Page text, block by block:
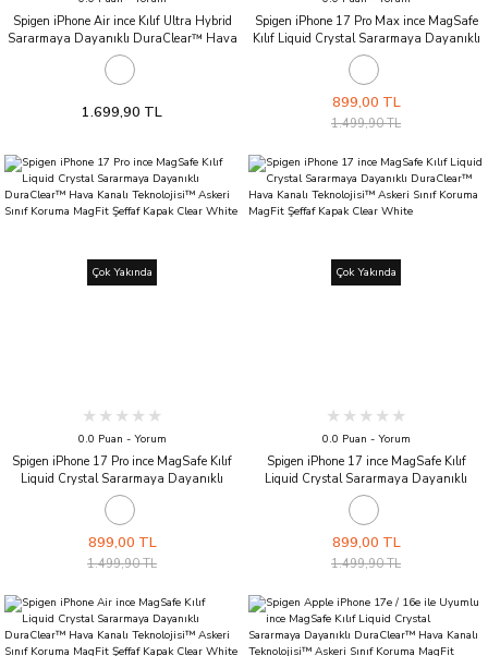
Spigen iPhone Air ince Kılıf Ultra Hybrid
Sararmaya Dayanıklı DuraClear™ Hava
Kanalı Teknolojisi™ Askeri Sınıf Koruma
Şeffaf Kapak Crystal Clear
1.699,90 TL
Spigen iPhone 17 Pro Max ince MagSafe
Kılıf Liquid Crystal Sararmaya Dayanıklı
DuraClear™ Hava Kanalı Teknolojisi™
Askeri Sınıf Koruma MagFit Şeffaf Kapak
899,00 TL
1.499,90 TL
Çok Yakında
0.0 Puan - Yorum
Spigen iPhone 17 Pro ince MagSafe Kılıf
Liquid Crystal Sararmaya Dayanıklı
DuraClear™ Hava Kanalı Teknolojisi™
Askeri Sınıf Koruma MagFit Şeffaf Kapak
899,00 TL
1.499,90 TL
Çok Yakında
0.0 Puan - Yorum
Spigen iPhone 17 ince MagSafe Kılıf
Liquid Crystal Sararmaya Dayanıklı
DuraClear™ Hava Kanalı Teknolojisi™
Askeri Sınıf Koruma MagFit Şeffaf Kapak
899,00 TL
1.499,90 TL